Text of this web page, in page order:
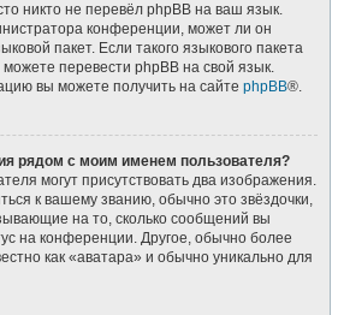
никто не перевёл phpBB на ваш язык.
конференции, может ли он
пакет. Если такого языкового пакета
перевести phpBB на свой язык.
вы можете получить на сайте phpBB®.
рядом с моим именем пользователя?
могут присутствовать два изображения.
к вашему званию, обычно это звёздочки,
на то, сколько сообщений вы
на конференции. Другое, обычно более
как «аватара» и обычно уникально для